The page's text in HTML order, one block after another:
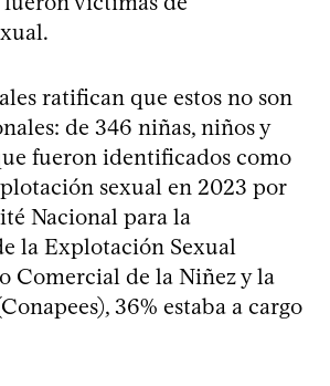
ratifican que estos no son
de 346 niñas, niños y
fueron identificados como
sexual en 2023 por
Nacional para la
la Explotación Sexual
Comercial de la Niñez y la
36% estaba a cargo